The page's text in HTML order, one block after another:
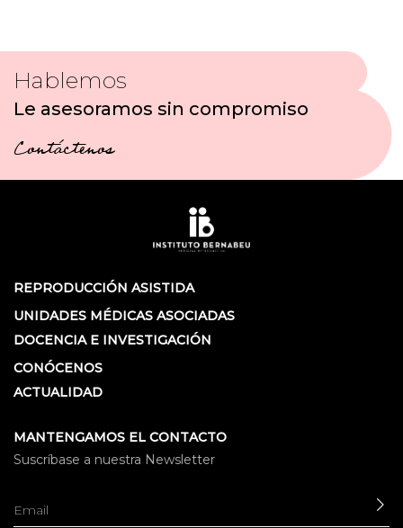
Hablemos
Le asesoramos sin compromiso
Contáctenos
REPRODUCCIÓN ASISTIDA
UNIDADES MÉDICAS ASOCIADAS
DOCENCIA E INVESTIGACIÓN
CONÓCENOS
ACTUALIDAD
MANTENGAMOS EL CONTACTO
Suscríbase a nuestra Newsletter